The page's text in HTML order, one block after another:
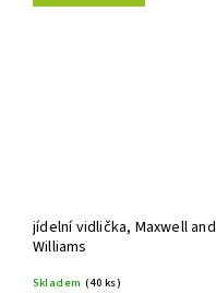
jídelní vidlička, Maxwell and
Williams
Skladem (40 ks)